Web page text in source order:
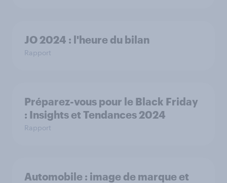
JO 2024 : l'heure du bilan
Rapport
Préparez-vous pour le Black Friday
: Insights et Tendances 2024
Rapport
Automobile : image de marque et